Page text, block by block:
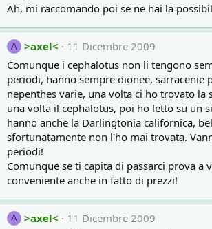
Ah, mi raccomando poi se ne hai la
A >axel<
11 Dicembre 2009
Comunque i cephalotus non li tengono
periodi, hanno sempre dionee, sarracenie
nepenthes varie, una volta ci ho trovato la
una volta il cephalotus, poi ho letto su un
hanno anche la Darlingtonia californica,
sfortunatamente non l'ho mai trovata.
periodi!
Comunque se ti capita di passarci prova a
conveniente anche in fatto di prezzi!
A >axel<
11 Dicembre 2009